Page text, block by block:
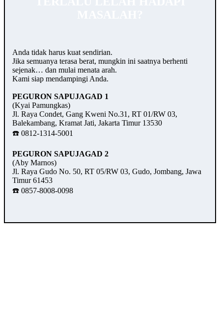
Anda tidak harus kuat sendirian.
Jika semuanya terasa berat, mungkin ini saatnya berhenti
sejenak… dan mulai menata arah.
Kami siap mendampingi Anda.
PEGURON SAPUJAGAD 1
(Kyai Pamungkas)
Jl. Raya Condet, Gang Kweni No.31, RT 01/RW 03,
Balekambang, Kramat Jati, Jakarta Timur 13530
☎️ 0812-1314-5001
PEGURON SAPUJAGAD 2
(Aby Marnos)
Jl. Raya Gudo No. 50, RT 05/RW 03, Gudo, Jombang, Jawa
Timur 61453
☎️ 0857-8008-0098